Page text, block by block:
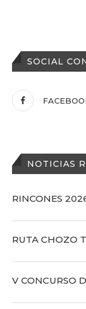
SOCIAL
NOTICIAS
RINCONES
RUTA CHOZO
V CONCURSO